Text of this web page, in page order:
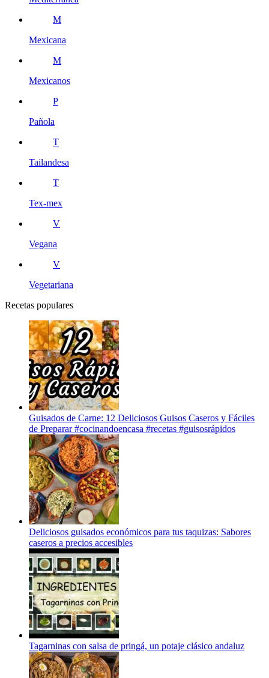
M
Mexicana
M
Mexicanos
P
Pañola
T
Tailandesa
T
Tex-mex
V
Vegana
V
Vegetariana
Recetas populares
Guisados de Carne: 12 Deliciosos Guisos Caseros y Fáciles
de Preparar #cocinandoencasa #recetas #guisosrápidos
Deliciosos guisados económicos para tus taquizas: Sabores
caseros a precios accesibles
Tagarninas con salsa de pringá, un potaje clásico andaluz